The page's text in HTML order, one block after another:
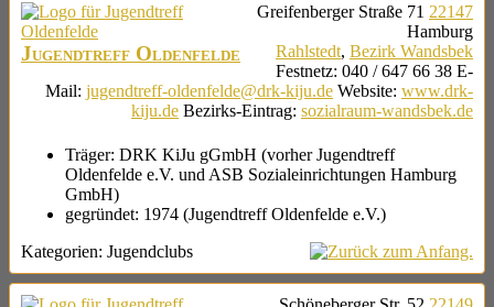
Jugendtreff Oldenfelde
Greifenberger Straße 71 22147
Hamburg
Rahlstedt, Bezirk Wandsbek
Festnetz: 040 / 647 66 38 E-
Mail: jugendtreff-oldenfelde@drk-kiju.de Website: www.drk-
kiju.de Bezirks-Eintrag: sozialraum-wandsbek.de
Träger: DRK KiJu gGmbH (vorher Jugendtreff
Oldenfelde e.V. und ASB Sozialeinrichtungen Hamburg
GmbH)
gegründet: 1974 (Jugendtreff Oldenfelde e.V.)
Kategorien: Jugendclubs